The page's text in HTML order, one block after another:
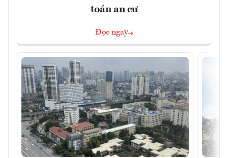
toán an cư
Đọc ngay